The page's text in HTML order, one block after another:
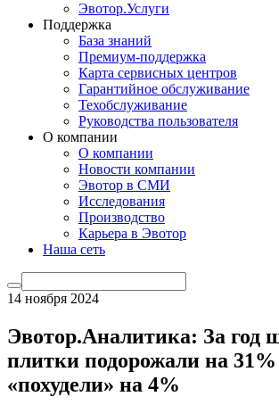
Эвотор.Услуги
Поддержка
База знаний
Премиум-поддержка
Карта сервисных центров
Гарантийное обслуживание
Техобслуживание
Руководства пользователя
О компании
О компании
Новости компании
Эвотор в СМИ
Исследования
Производство
Карьера в Эвотор
Наша сеть
14 ноября 2024
Эвотор.Аналитика: За год
плитки подорожали на
«похудели» на 4%